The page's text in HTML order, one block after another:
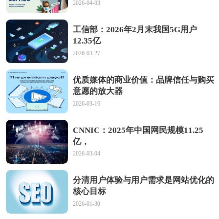
2026-04-03
工信部：2026年2月末我国5G用户
12.35亿
2026-03-27
优质媒体的商业价值：品牌信任与购买
意愿的放大器
2026-03-16
CNNIC：2025年中国网民规模11.25
亿，
2026-03-04
分清用户体验与用户需求是网站优化的
核心目标
2026-01-30